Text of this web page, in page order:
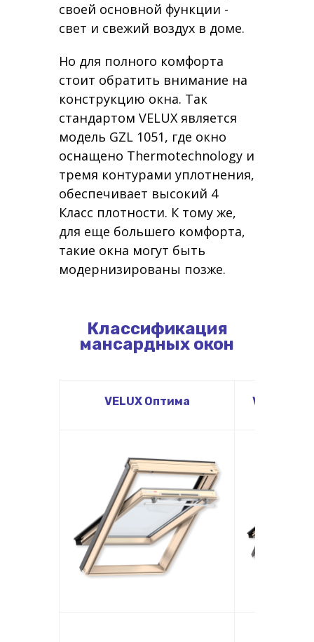
своей основной функции -
свет и свежий воздух в доме.
Но для полного комфорта
стоит обратить внимание на
конструкцию окна. Так
стандартом VELUX является
модель GZL 1051, где окно
оснащено Thermotechnology и
тремя контурами уплотнения,
обеспечивает высокий 4
Класс плотности. К тому же,
для еще большего комфорта,
такие окна могут быть
модернизированы позже.
Классификация
мансардных окон
VELUX Оптима VELUX